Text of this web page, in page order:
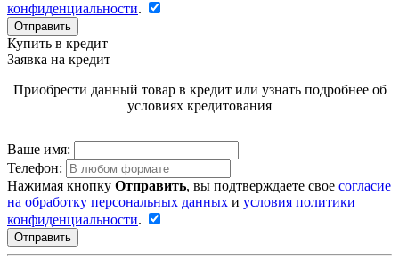
конфиденциальности.
Отправить
Купить в кредит
Заявка на кредит
Приобрести данный товар в кредит или узнать подробнее об
условиях кредитования
Ваше имя:
Телефон:
Нажимая кнопку Отправить, вы подтверждаете свое согласие
на обработку персональных данных и условия политики
конфиденциальности.
Отправить